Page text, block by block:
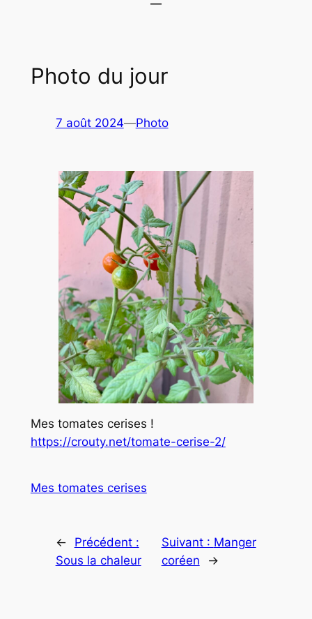
Photo du jour
7 août 2024—Photo
Mes tomates cerises !
https://crouty.net/tomate-cerise-2/
Mes tomates cerises
←
Précédent :
Sous la chaleur
Suivant : Manger
coréen
→